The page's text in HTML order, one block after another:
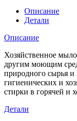
Описание
Детали
Описание
Хозяйственное
другим моющим
природного сырья и
гигиенических и
стирки в горячей и
Детали